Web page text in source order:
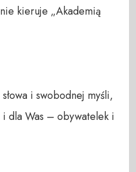
kieruje „Akademią
i swobodnej myśli,
dla Was – obywatelek i